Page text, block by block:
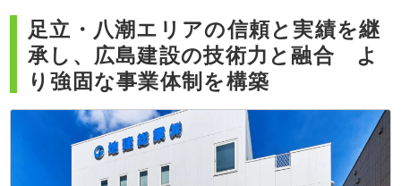
足立・八潮エリアの信頼と実績を継
承し、広島建設の技術力と融合 よ
り強固な事業体制を構築